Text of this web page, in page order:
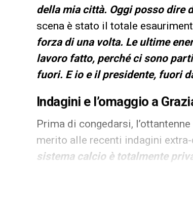
della mia città. Oggi posso dire
scena è stato il totale
forza di una volta. Le ultime
lavoro fatto, perché ci sono
fuori. E io e il presidente, fuori
Indagini e l’omaggio a
Prima di congedarsi,
merito alle recenti indagini
sistema calcio è totalmente
essere pericolose perché